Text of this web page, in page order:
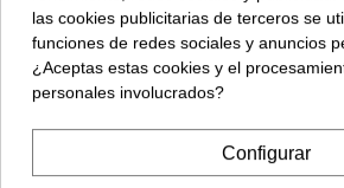
Comprar
La cantidad mínima en el pedido de
producto es 10.
las cookies publicitarias de terceros se
funciones de redes sociales y anuncios
¿Aceptas estas cookies y el
personales involucrados?
Configurar